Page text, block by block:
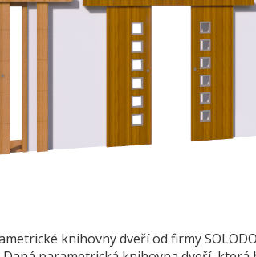
knihovny dveří od firmy